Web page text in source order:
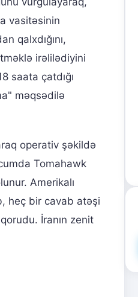
vasitəsinin
qalxdığını,
irəlilədiyini
saata çatdığı
məqsədilə
operativ şəkildə
Tomahawk
Amerikalı
heç bir cavab atəşi
İranın zenit